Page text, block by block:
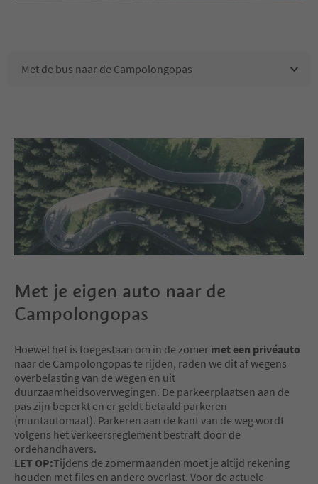
Met de bus naar de Campolongopas
Met je eigen auto naar de
Campolongopas
Hoewel het is toegestaan om in de zomer met een privéauto
naar de Campolongopas te rijden, raden we dit af wegens
overbelasting van de wegen en uit
duurzaamheidsoverwegingen. De parkeerplaatsen aan de
pas zijn beperkt en er geldt betaald parkeren
(muntautomaat). Parkeren aan de kant van de weg wordt
volgens het verkeersreglement bestraft door de
ordehandhavers.
LET OP:Tijdens de zomermaanden moet je altijd rekening
houden met files en andere overlast. Voor de actuele